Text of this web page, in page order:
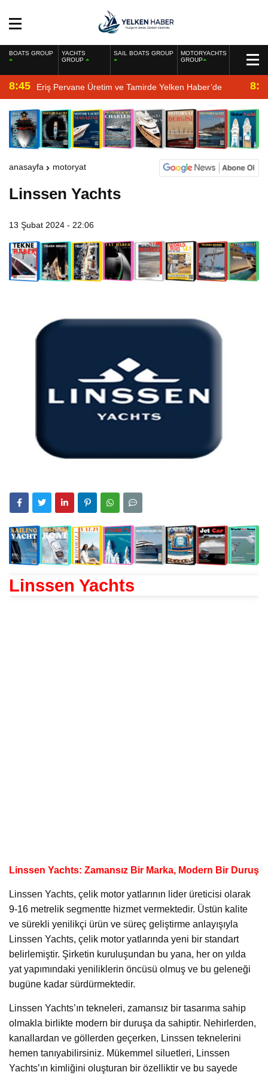
BOATS GROUP
YACHTS
GROUP
SAIL BOATS GROUP
MOTORYACHTS
GROUP
8:45 Eriş Pervane Üretim ve Tamirde Yelken Haber’de
anasayfa motoryat
Linssen Yachts
13 Şubat 2024 - 22:06
Linssen Yachts
Linssen Yachts: Zamansız Bir Marka, Modern Bir Duruş
Linssen Yachts, çelik motor yatlarının lider üreticisi olarak
9-16 metrelik segmentte hizmet vermektedir. Üstün kalite
ve sürekli yenilikçi ürün ve süreç geliştirme anlayışıyla
Linssen Yachts, çelik motor yatlarında yeni bir standart
belirlemiştir. Şirketin kuruluşundan bu yana, her on yılda
yat yapımındaki yeniliklerin öncüsü olmuş ve bu geleneği
bugüne kadar sürdürmektedir.
Linssen Yachts’ın tekneleri, zamansız bir tasarıma sahip
olmakla birlikte modern bir duruşa da sahiptir. Nehirlerden,
kanallardan ve göllerden geçerken, Linssen teknelerini
hemen tanıyabilirsiniz. Mükemmel siluetleri, Linssen
Yachts’ın kimliğini oluşturan bir özelliktir ve bu sayede